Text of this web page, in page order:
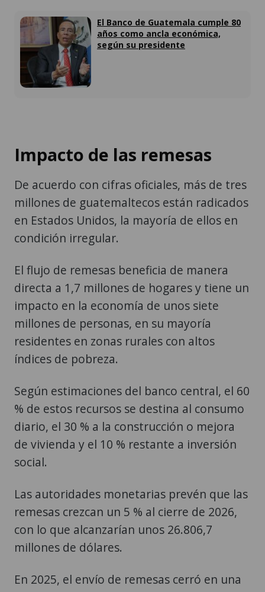
El Banco de Guatemala cumple 80
años como ancla económica,
según su presidente
Impacto de las remesas
De acuerdo con cifras oficiales, más de tres
millones de guatemaltecos están radicados
en Estados Unidos, la mayoría de ellos en
condición irregular.
El flujo de remesas beneficia de manera
directa a 1,7 millones de hogares y tiene un
impacto en la economía de unos siete
millones de personas, en su mayoría
residentes en zonas rurales con altos
índices de pobreza.
Según estimaciones del banco central, el 60
% de estos recursos se destina al consumo
diario, el 30 % a la construcción o mejora
de vivienda y el 10 % restante a inversión
social.
Las autoridades monetarias prevén que las
remesas crezcan un 5 % al cierre de 2026,
con lo que alcanzarían unos 26.806,7
millones de dólares.
En 2025, el envío de remesas cerró en una